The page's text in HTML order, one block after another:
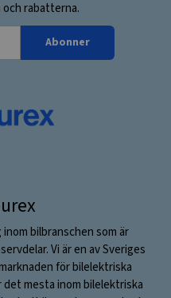
rabatterna.
Abonner
bilbranschen som är
Vi är en av Sveriges
för bilelektriska
det mesta inom bilelektriska